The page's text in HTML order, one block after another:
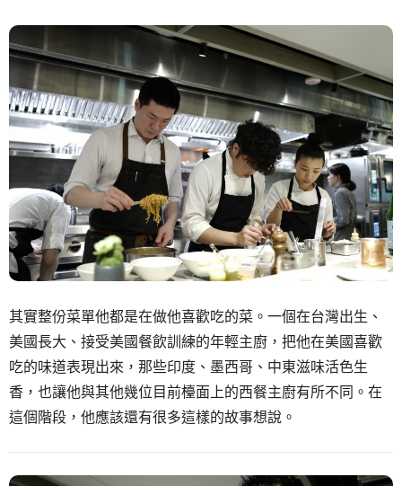
其實整份菜單他都是在做他喜歡吃的菜。一個在台灣出生、
美國長大、接受美國餐飲訓練的年輕主廚，把他在美國喜歡
吃的味道表現出來，那些印度、墨西哥、中東滋味活色生
香，也讓他與其他幾位目前檯面上的西餐主廚有所不同。在
這個階段，他應該還有很多這樣的故事想說。